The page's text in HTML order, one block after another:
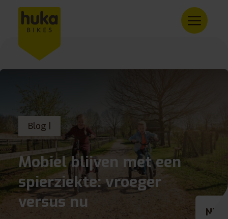
Blog |
Mobiel blijven met een
spierziekte: vroeger
versus nu
NL